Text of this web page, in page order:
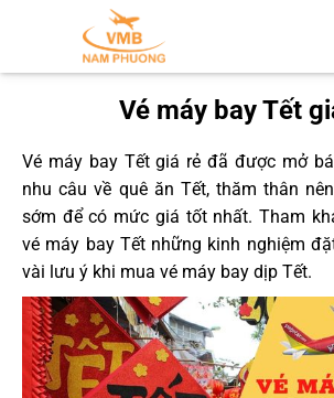
Vé máy bay Tết
Vé máy bay Tết giá rẻ đã được mở
nhu câu về quê ăn Tết, thăm thân
sớm để có mức giá tốt nhất. Tham
vé máy bay Tết những kinh nghiệm
vài lưu ý khi mua vé máy bay dịp Tết.